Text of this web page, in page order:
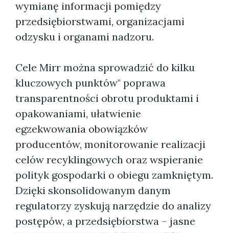
wymianę informacji pomiędzy
przedsiębiorstwami, organizacjami
odzysku i organami nadzoru.
Cele Mirr można sprowadzić do kilku
kluczowych punktów" poprawa
transparentności obrotu produktami i
opakowaniami, ułatwienie
egzekwowania obowiązków
producentów, monitorowanie realizacji
celów recyklingowych oraz wspieranie
polityk gospodarki o obiegu zamkniętym.
Dzięki skonsolidowanym danym
regulatorzy zyskują narzędzie do analizy
postępów, a przedsiębiorstwa – jasne